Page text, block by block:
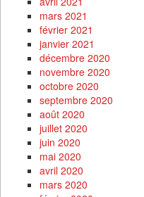
mars 2021
février 2021
janvier 2021
décembre 2020
novembre 2020
octobre 2020
septembre 2020
août 2020
juillet 2020
juin 2020
mai 2020
avril 2020
mars 2020